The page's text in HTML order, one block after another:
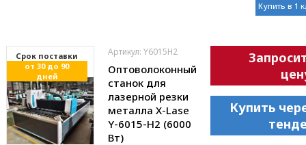
Купить в 1
Cрок поставки
от 30 до 90
дней
Артикул: Y6015H2
Оптоволоконный
станок для
лазерной резки
металла X-Lase
Y-6015-H2 (6000
Вт)
Купить